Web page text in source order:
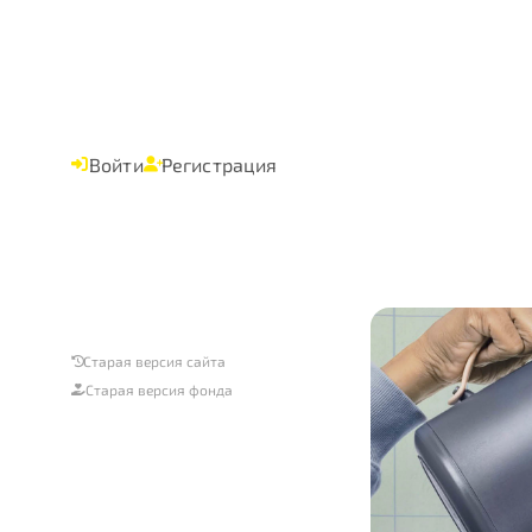
Войти Регистрация
Старая версия сайта
Старая версия фонда